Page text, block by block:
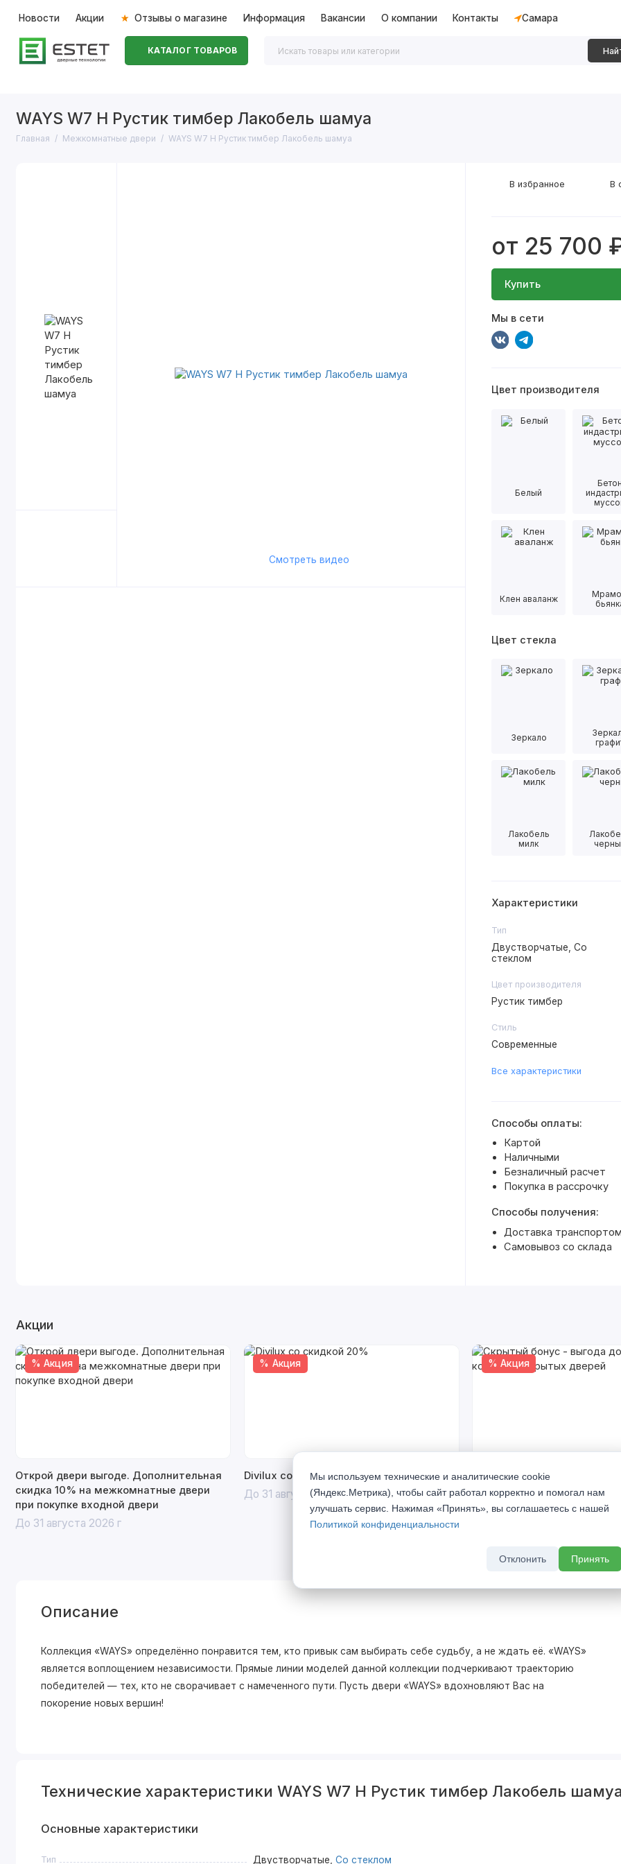
Новости Акции Отзывы о магазине Информация Вакансии О компании Контакты Самара
КАТАЛОГ ТОВАРОВ
WAYS W7 H Рустик тимбер Лакобель шамуа
Главная Межкомнатные двери WAYS W7 H Рустик тимбер Лакобель шамуа
Смотреть видео
от 25 700
Купить
Мы в сети
В избранное В
Цвет производителя
Белый
Клен аваланж
Цвет стекла
Зеркало
Лакобель
милк
Характеристики
Тип
Двустворчатые, Со
стеклом
Цвет производителя
Рустик тимбер
Стиль
Современные
Все характеристики
Способы оплаты:
Картой
Наличными
Безналичный расчет
Покупка в рассрочку
Способы получения:
Доставка
Самовывоз со склада
Акции
% Акция
Открой двери выгоде. Дополнительная
скидка 10% на межкомнатные двери
при покупке входной двери
До 31 августа 2026 г
% Акция
Divilux со скидкой 20%
До 31 августа 2026 г
% Акция
Скрытый бонус - выгода до
комплект скрытых дверей
До 31 августа 2026 г
Описание
Коллекция «WAYS» определённо понравится тем, кто привык сам выбирать себе судьбу, а не ждать её. «WAYS»
является воплощением независимости. Прямые линии моделей данной коллекции подчеркивают траекторию
победителей — тех, кто не сворачивает с намеченного пути. Пусть двери «WAYS» вдохновляют Вас на
покорение новых вершин!
Технические характеристики WAYS W7 H Рустик тимбер Лакобель
Основные характеристики
Тип Двустворчатые, Со стеклом
Мы используем технические и аналитические cookie
(Яндекс.Метрика), чтобы сайт работал корректно и помогал нам
улучшать сервис. Нажимая «Принять», вы соглашаетесь с нашей
Политикой конфиденциальности
Отклонить Принять